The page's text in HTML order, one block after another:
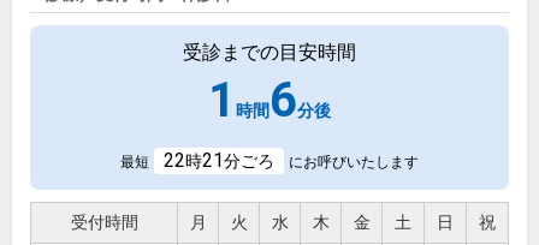
受診までの目安時間
1 時間 6分後
最短 22時21分ごろ にお呼びいたします
受付時間 月 火 水 木 金 土 日 祝